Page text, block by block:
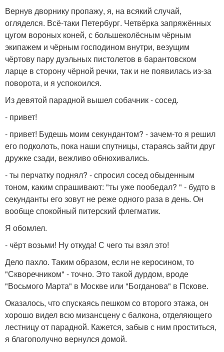
Вернув дворнику пропажу, я, на всякий случай,
огляделся. Всё-таки Петербург. Четвёрка запряжённых
цугом вороных коней, с большеколёсным чёрным
экипажем и чёрным господином внутри, везущим
чёртову пару дуэльных пистолетов в барантовском
ларце в сторону чёрной речки, так и не появилась из-за
поворота, и я успокоился.
Из девятой парадной вышел собачник - сосед.
- привет!
- привет! Будешь моим секундантом? - зачем-то я решил
его подколоть, пока наши спутницы, стараясь зайти друг
дружке сзади, вежливо обнюхивались.
- ты перчатку поднял? - спросил сосед обыденным
тоном, каким спрашивают: "ты уже пообедал? " - будто в
секунданты его зовут не реже одного раза в день. Он
вообще спокойный питерский флегматик.
Я обомлел.
- чёрт возьми! Ну откуда! С чего ты взял это!
Дело пахло. Таким образом, если не керосином, то
"Скворечником" - точно. Это такой дурдом, вроде
"Восьмого Марта" в Москве или "Богданова" в Пскове.
Оказалось, что спускаясь пешком со второго этажа, он
хорошо видел всю мизансцену с балкона, отделяющего
лестницу от парадной. Кажется, забыв с ним проститься,
я благополучно вернулся домой.